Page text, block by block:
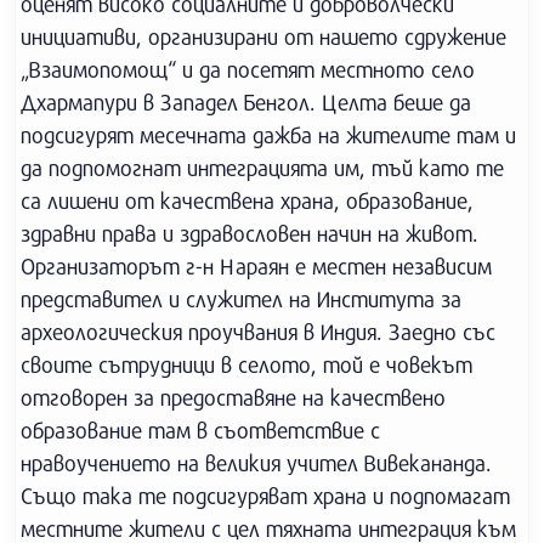
инициативи, организирани от нашето сдружение
„Взаимопомощ“ и да посетят местното село
Дхармапури в Западел Бенгол. Целта беше да
подсигурят месечната дажба на жителите там и
да подпомогнат интеграцията им, тъй като те
са лишени от качествена храна, образование,
здравни права и здравословен начин на живот.
Организаторът г-н Нараян е местен независим
представител и служител на Института за
археологическия проучвания в Индия. Заедно със
своите сътрудници в селото, той е човекът
отговорен за предоставяне на качествено
образование там в съответствие с
нравоучението на великия учител Вивекананда.
Също така те подсигуряват храна и подпомагат
местните жители с цел тяхната интеграция към